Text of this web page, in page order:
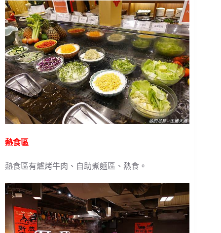
熱食區
熱食區有爐烤牛肉、自助煮麵區、熱食。